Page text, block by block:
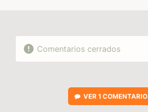
Comentarios cerrados
VER 1 COMENTARIO